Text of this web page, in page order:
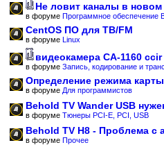
Не ловит каналы в
в форуме Программное обеспечение
CentOS ПО для ТВ/FM
в форуме Linux
видеокамера CA-1160
в форуме Запись, кодирование и
Определение режима карты
в форуме Для программистов
Behold TV Wander USB
в форуме Тюнеры PCI-E, PCI, USB
Behold TV H8 - Проблема с
в форуме Прочее